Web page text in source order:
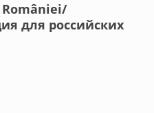
для российских